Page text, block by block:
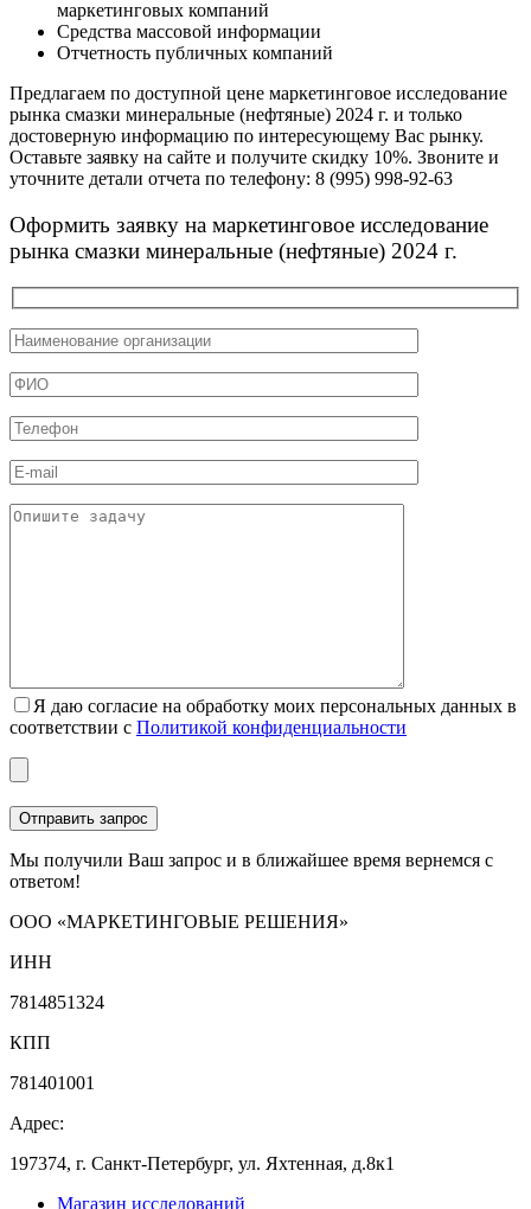
маркетинговых компаний
Средства массовой информации
Отчетность публичных компаний
Предлагаем по доступной цене маркетинговое исследование
рынка смазки минеральные (нефтяные) 2024 г. и только
достоверную информацию по интересующему Вас рынку.
Оставьте заявку на сайте и получите скидку 10%. Звоните и
уточните детали отчета по телефону: 8 (995) 998-92-63
Оформить заявку на маркетинговое исследование
рынка смазки минеральные (нефтяные) 2024 г.
Я даю согласие на обработку моих персональных данных в
соответствии с Политикой конфиденциальности
Мы получили Ваш запрос и в ближайшее время вернемся с
ответом!
ООО «МАРКЕТИНГОВЫЕ РЕШЕНИЯ»
ИНН
7814851324
КПП
781401001
Адрес:
197374, г. Санкт-Петербург, ул. Яхтенная, д.8к1
Магазин исследований